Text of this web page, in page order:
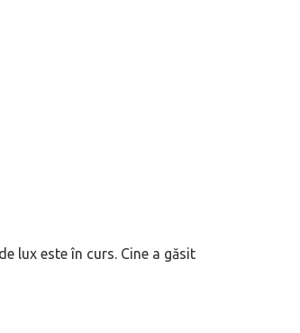
lux este în curs. Cine a găsit